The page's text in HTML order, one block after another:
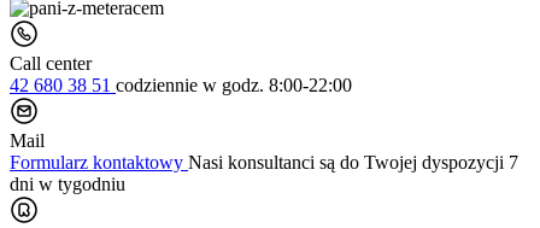
Call center
42 680 38 51 codziennie w godz. 8:00-22:00
Mail
Formularz kontaktowy Nasi konsultanci są do Twojej dyspozycji 7
dni w tygodniu